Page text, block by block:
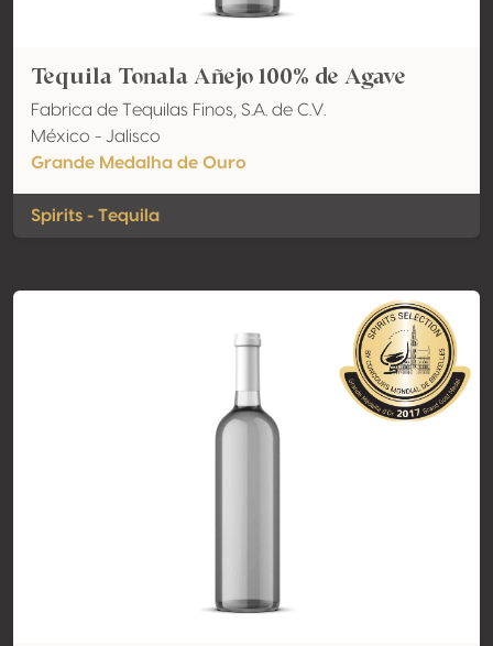
Tequila Tonala Añejo 100% de Agave
Fabrica de Tequilas Finos, S.A. de C.V.
México - Jalisco
Grande Medalha de Ouro
Spirits - Tequila